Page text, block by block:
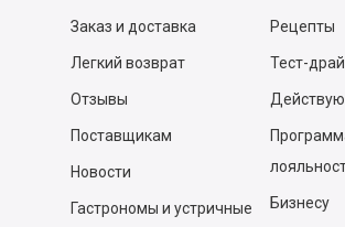
Заказ и доставка
Легкий возврат
Отзывы
Поставщикам
Новости
Гастрономы и устричные
Рецепты
Тест-
Бизнесу